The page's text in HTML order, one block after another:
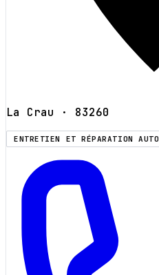
La Crau · 83260
ENTRETIEN ET RÉPARATION AUTO